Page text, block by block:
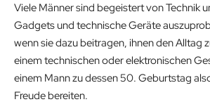
2
9
.
9
9
€
.
8
9
€
.
Viele Männer sind begeistert von Technik
Gadgets und technische Geräte
wenn sie dazu beitragen, ihnen den Alltag
einem technischen oder elektronischen
einem Mann zu dessen 50. Geburtstag
Freude bereiten.